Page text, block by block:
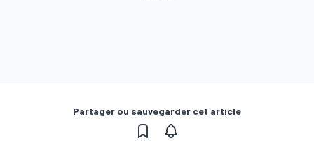
Partager ou sauvegarder cet article